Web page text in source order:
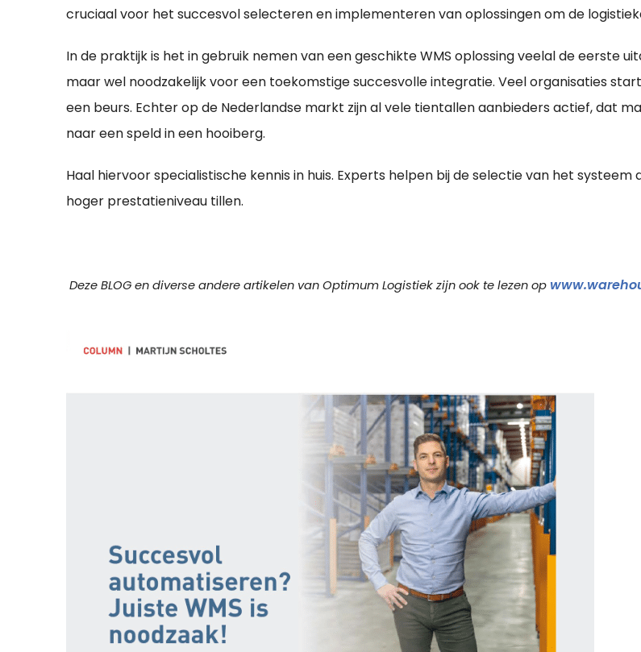
cruciaal voor het succesvol selecteren en implementeren van oplossingen om de
In de praktijk is het in gebruik nemen van een geschikte WMS oplossing veelal de eerste
maar wel noodzakelijk voor een toekomstige succesvolle integratie. Veel organisaties
een beurs. Echter op de Nederlandse markt zijn al vele tientallen aanbieders actief, dat
naar een speld in een hooiberg.
Haal hiervoor specialistische kennis in huis. Experts helpen bij de selectie van het
hoger prestatieniveau tillen.
Deze BLOG en diverse andere artikelen van Optimum Logistiek zijn ook te lezen op